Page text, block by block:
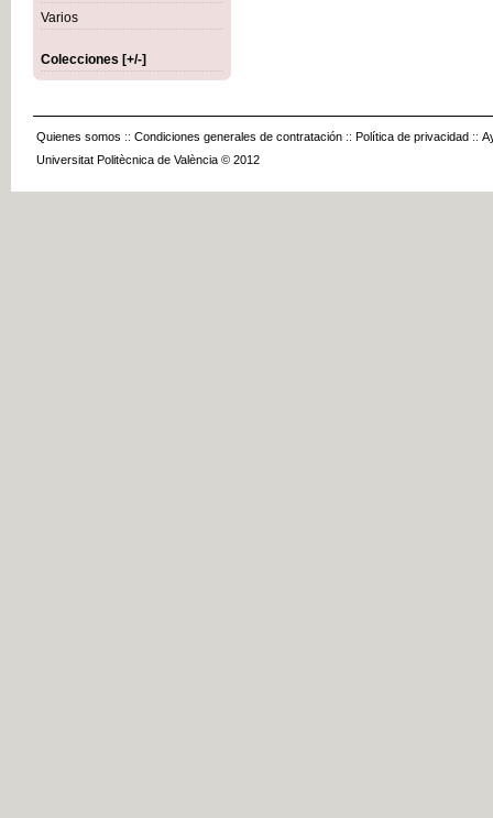
Varios
Colecciones [+/-]
Quienes somos :: Condiciones generales de contratación :: Política de privacidad ::
Universitat Politècnica de València © 2012